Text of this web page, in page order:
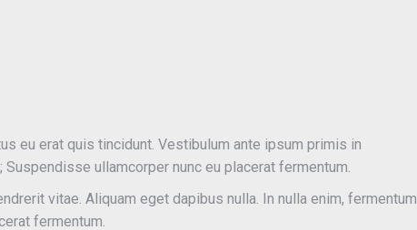
eu erat quis tincidunt. Vestibulum ante ipsum primis in
ullamcorper nunc eu placerat fermentum.
vitae. Aliquam eget dapibus nulla. In nulla enim, fermentum
fermentum.